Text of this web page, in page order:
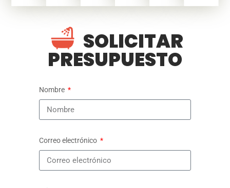
SOLICITAR
PRESUPUESTO
Nombre
Correo electrónico